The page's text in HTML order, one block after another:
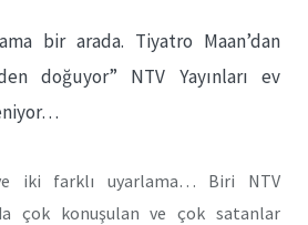
bir arada. Tiyatro Maan’dan
doğuyor” NTV Yayınları ev
iki farklı uyarlama… Biri NTV
çok konuşulan ve çok satanlar